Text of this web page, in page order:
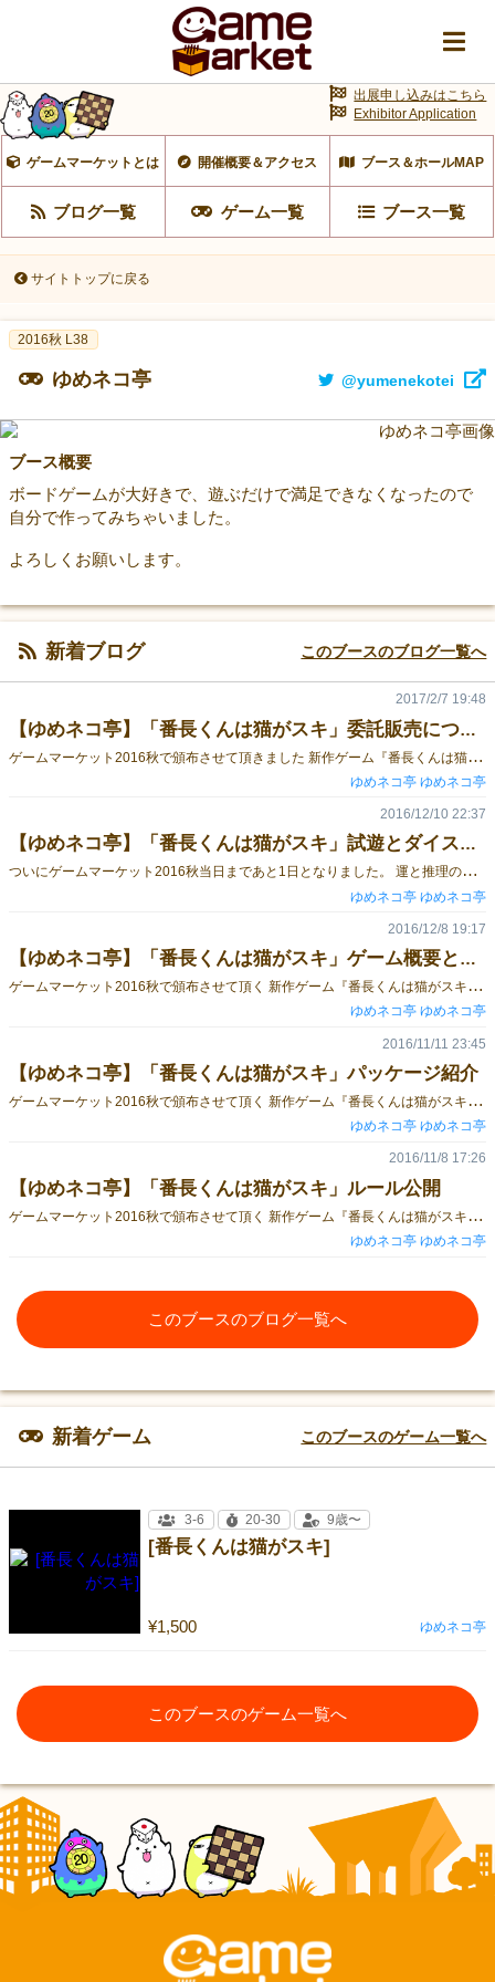
ゲームマーケットとは 開催概要＆アクセス ブース＆ホールMAP
ブログ一覧 ゲーム一覧 ブース一覧
出展申し込みはこちら
Exhibitor Application
サイトトップに戻る
2016秋 L38
ゆめネコ亭 @yumenekotei
ブース概要
ボードゲームが大好きで、遊ぶだけで満足できなくなったので
自分で作ってみちゃいました。
よろしくお願いします。
新着ブログ このブースのブログ一覧へ
【ゆめネコ亭】「番長くんは猫がスキ」委託販売について
ゲ
ームマーケット2016秋で頒布させて頂きました 新作ゲーム『番長くんは猫がスキ』 委託販売のお知らせです。 現在、イエローサブマリン秋葉原RPGショップ様にて委託販売させて頂いております。 また、イエローサブマリンオンラインショップ様での通販委託もございます。 委託販売価格は、ゲームマーケット頒布時の価格と異なり、 2,100円となっております。ご了承ください。 ■番長くんは猫がスキ ブログ記事一覧 【ゆめネコ亭】「番長くんは猫がスキ」内容物紹介 【ゆめネコ亭】「番長くんは猫がスキ」ルール公開 【ゆめネコ亭】「番長くんは猫がスキ」パッケージ紹介 【ゆめネコ亭】「番長くんは猫がスキ」ゲーム概要とチラシ 【ゆめネコ亭】「番長くんは猫がスキ」試遊とダイスについて 【ゆめネコ亭】「番長くんは猫がスキ」委託販売について
2017/2/7 19:48
ゆめネコ亭 ゆめネコ亭
【ゆめネコ亭】「番長くんは猫がスキ」試遊とダイスについて
つ
いにゲームマーケット2016秋当日まであと1日となりました。 運と推理のお手軽ダイスゲーム「番長くんは猫がスキ」はL38ブースで1,500円で頒布致します。 本ブースでは試遊スペースを設けておりませんが、 東8ホールの新作ゲーム展示コーナーにサンプルを置かせていただく予定ですので、 ご興味の方は是非そちらで一度手にとって遊んでみて下さい。 また、本ゲームはコンポーネントにダイスが含まれておりますが、 ダイスの色が赤、青、緑、紫の4色いずれかとなっております。 もしご希望の色がございましたら、 ご購入の際に言っていただければ可能な限りご希望に沿わせていただく予定ですので、遠慮なくご申付下さい。 では、当日L38ブースにてお待ちしております…… ■番長くんは猫がスキ ブログ記事一覧 【ゆめネコ亭】「番長くんは猫がスキ」内容物紹介 【ゆめネコ亭】「番長くんは猫がスキ」ルール公開 【ゆめネコ亭】「番長くんは猫がスキ」パッケージ紹介 【ゆめネコ亭】「番長くんは猫がスキ」ゲーム概要とチラシ 【ゆめネコ亭】「番長くんは猫がスキ」試遊とダイスについて 【ゆめネコ亭】「番長くんは猫がスキ」委託販売について
2016/12/10 22:37
ゆめネコ亭 ゆめネコ亭
【ゆめネコ亭】「番長くんは猫がスキ」ゲーム概要とチラシ
ゲ
ームマーケット2016秋で頒布させて頂く 新作ゲーム『番長くんは猫がスキ』 ゲーム概要紹介を兼ねたチラシを作成しました。 当日、会場でも白黒印刷版を配布の予定です。 『番長くんは猫がスキ』はL38ブースにて1,500円で配布予定です。 いよいよイベント開催日が間近まで迫って参りましたが、当日はよろしくお願いします。 ■番長くんは猫がスキ ブログ記事一覧 【ゆめネコ亭】「番長くんは猫がスキ」内容物紹介 【ゆめネコ亭】「番長くんは猫がスキ」ルール公開 【ゆめネコ亭】「番長くんは猫がスキ」パッケージ紹介 【ゆめネコ亭】「番長くんは猫がスキ」ゲーム概要とチラシ 【ゆめネコ亭】「番長くんは猫がスキ」試遊とダイスについて 【ゆめネコ亭】「番長くんは猫がスキ」委託販売について
2016/12/8 19:17
ゆめネコ亭 ゆめネコ亭
【ゆめネコ亭】「番長くんは猫がスキ」パッケージ紹介
ゲ
ームマーケット2016秋で頒布させて頂く 新作ゲーム『番長くんは猫がスキ』 パッケージの紹介です。 木箱ケースに収納されています。 中にはこんな感じでカードやらコマやら説明書やらが梱包されています。 内容物については、こちらで紹介しておりますので、あわせて御覧ください。 【ゆめネコ亭】「番長くんは猫がスキ」内容物紹介 ちなみに外箱はカードをスリーブに入れても、 余裕を持って収納することができるサイズとなっています。 ■番長くんは猫がスキ ブログ記事一覧 【ゆめネコ亭】「番長くんは猫がスキ」内容物紹介 【ゆめネコ亭】「番長くんは猫がスキ」ルール公開 【ゆめネコ亭】「番長くんは猫がスキ」パッケージ紹介 【ゆめネコ亭】「番長くんは猫がスキ」ゲーム概要とチラシ 【ゆめネコ亭】「番長くんは猫がスキ」試遊とダイスについて 【ゆめネコ亭】「番長くんは猫がスキ」委託販売について
2016/11/11 23:45
ゆめネコ亭 ゆめネコ亭
【ゆめネコ亭】「番長くんは猫がスキ」ルール公開
ゲ
ームマーケット2016秋で頒布させて頂く 新作ゲーム『番長くんは猫がスキ』 ルールを公開させていただきます。 『番長くんは猫がスキ』ルール https://drive.google.com/open?id=0B3Pu06-MrHiZVWN4SzIyRTVrRW8 『番長くんは猫がスキ』ルール【別紙】 https://drive.google.com/file/d/0B3Pu06-MrHiZbTlkSmxJNzVmVEE/view カードなど内容物のについてはこちらで紹介しておりますので、あわせて御覧ください。 【ゆめネコ亭】「番長くんは猫がスキ」内容物紹介 5人で遊ぶ時は、こんな感じに並べて… ↑セットアップ完了時 ラウンドが始まると、こんな感じに『グッズカード』を並べます ↑『グッズカード』をめくった状態 ……ルールは間違いのおきないように細かめに書きましたが、 どうにも文字が多くて一見難しそうな感じになってしまいました。 実際にはとても簡単なので、 近日中に簡単なルール概要を何らかの形で公開できたらと思います。 ルール概要付きのチラシを作成しましたので、併せて御覧ください。 【ゆめネコ亭】「番長くんは猫がスキ」ゲーム概要とチラシ ■番長くんは猫がスキ ブログ記事一覧 【ゆめネコ亭】「番長くんは猫がスキ」内容物紹介 【ゆめネコ亭】「番長くんは猫がスキ」ルール公開 【ゆめネコ亭】「番長くんは猫がスキ」パッケージ紹介 【ゆめネコ亭】「番長くんは猫がスキ」ゲーム概要とチラシ 【ゆめネコ亭】「番長くんは猫がスキ」試遊とダイスについて 【ゆめネコ亭】「番長くんは猫がスキ」委託販売について
2016/11/8 17:26
ゆめネコ亭 ゆめネコ亭
このブースのブログ一覧へ
新着ゲーム このブースのゲーム一覧へ
[番長くんは猫がスキ]
¥1,500
3-6 20-30 9歳〜
ゆめネコ亭
このブースのゲーム一覧へ